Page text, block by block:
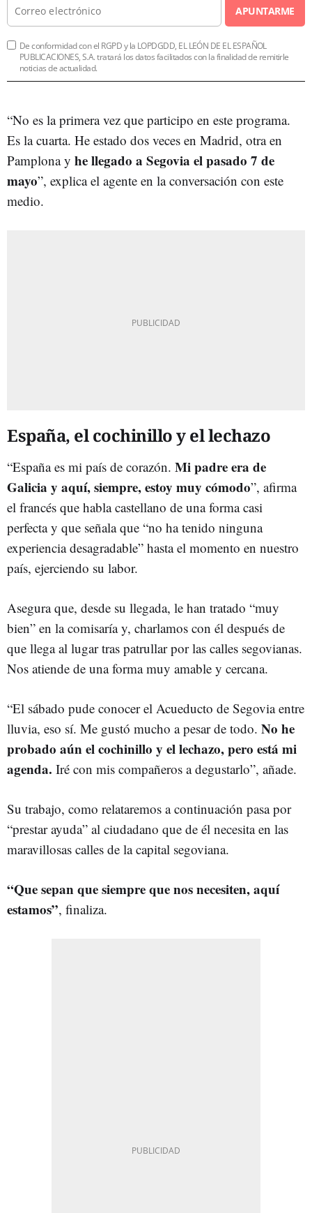
APUNTARME
De conformidad con el RGPD y la LOPDGDD, EL LEÓN DE EL ESPAÑOL
PUBLICACIONES, S.A. tratará los datos facilitados con la finalidad de remitirle
noticias de actualidad.
“No es la primera vez que participo en este programa.
Es la cuarta. He estado dos veces en Madrid, otra en
Pamplona y he llegado a Segovia el pasado 7 de
mayo”, explica el agente en la conversación con este
medio.
España, el cochinillo y el lechazo
“España es mi país de corazón. Mi padre era de
Galicia y aquí, siempre, estoy muy cómodo”, afirma
el francés que habla castellano de una forma casi
perfecta y que señala que “no ha tenido ninguna
experiencia desagradable” hasta el momento en nuestro
país, ejerciendo su labor.
Asegura que, desde su llegada, le han tratado “muy
bien” en la comisaría y, charlamos con él después de
que llega al lugar tras patrullar por las calles segovianas.
Nos atiende de una forma muy amable y cercana.
“El sábado pude conocer el Acueducto de Segovia entre
lluvia, eso sí. Me gustó mucho a pesar de todo. No he
probado aún el cochinillo y el lechazo, pero está mi
agenda. Iré con mis compañeros a degustarlo”, añade.
Su trabajo, como relataremos a continuación pasa por
“prestar ayuda” al ciudadano que de él necesita en las
maravillosas calles de la capital segoviana.
“Que sepan que siempre que nos necesiten, aquí
estamos”, finaliza.